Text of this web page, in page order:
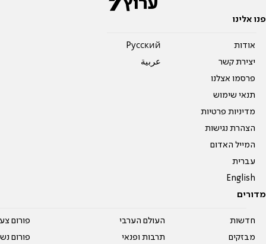
פנו אלינו
אודות
יצירת קשר
פרסמו אצלנו
תנאי שימוש
מדיניות פרטיות
הצהרת נגישות
המייל האדום
עברית
English
Pусский
عربية
מדורים
חדשות
מבזקים
העולם הערבי
תרבות ופנאי
פורום
פורום